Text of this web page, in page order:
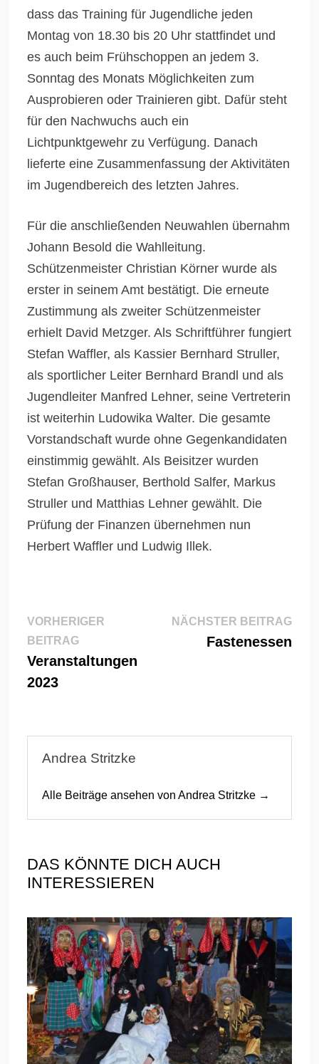
dass das Training für Jugendliche jeden
Montag von 18.30 bis 20 Uhr stattfindet und
es auch beim Frühschoppen an jedem 3.
Sonntag des Monats Möglichkeiten zum
Ausprobieren oder Trainieren gibt. Dafür steht
für den Nachwuchs auch ein
Lichtpunktgewehr zu Verfügung. Danach
lieferte eine Zusammenfassung der Aktivitäten
im Jugendbereich des letzten Jahres.
Für die anschließenden Neuwahlen übernahm
Johann Besold die Wahlleitung.
Schützenmeister Christian Körner wurde als
erster in seinem Amt bestätigt. Die erneute
Zustimmung als zweiter Schützenmeister
erhielt David Metzger. Als Schriftführer fungiert
Stefan Waffler, als Kassier Bernhard Struller,
als sportlicher Leiter Bernhard Brandl und als
Jugendleiter Manfred Lehner, seine Vertreterin
ist weiterhin Ludowika Walter. Die gesamte
Vorstandschaft wurde ohne Gegenkandidaten
einstimmig gewählt. Als Beisitzer wurden
Stefan Großhauser, Berthold Salfer, Markus
Struller und Matthias Lehner gewählt. Die
Prüfung der Finanzen übernehmen nun
Herbert Waffler und Ludwig Illek.
Beitragsnavigation
VORHERIGER
BEITRAGVorheriger
Beitrag:
Veranstaltungen
2023
NÄCHSTER BEITRAG
Fastenessen
Andrea Stritzke
Alle Beiträge ansehen von Andrea Stritzke →
DAS KÖNNTE DICH AUCH
INTERESSIEREN